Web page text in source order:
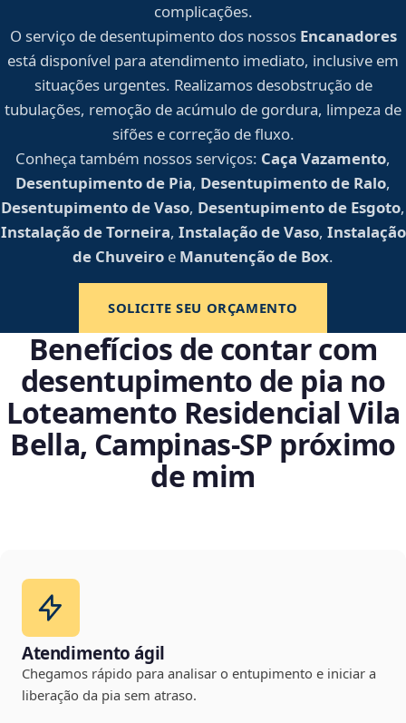
complicações.
O serviço de desentupimento dos nossos Encanadores
está disponível para atendimento imediato, inclusive em
situações urgentes. Realizamos desobstrução de
tubulações, remoção de acúmulo de gordura, limpeza de
sifões e correção de fluxo.
Conheça também nossos serviços: Caça Vazamento,
Desentupimento de Pia, Desentupimento de Ralo,
Desentupimento de Vaso, Desentupimento de Esgoto,
Instalação de Torneira, Instalação de Vaso, Instalação
de Chuveiro e Manutenção de Box.
SOLICITE SEU ORÇAMENTO
Benefícios de contar com
desentupimento de pia no
Loteamento Residencial Vila
Bella, Campinas‑SP próximo
de mim
Atendimento ágil
Chegamos rápido para analisar o entupimento e iniciar a
liberação da pia sem atraso.